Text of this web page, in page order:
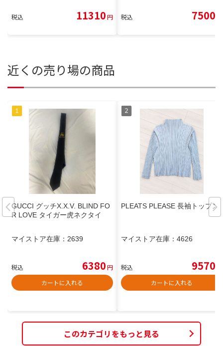
税込 11310円 税込 7500
近くの売り場の商品
GUCCI グッチX.X.V. BLIND FO
R LOVE タイガー虎ネクタイ
マイストア在庫： 2639
税込 6380円
カートに入れる
PLEATS PLEASE 長袖トップス
マイストア在庫： 4626
税込 9570
カートに入れる
このカテゴリをもっと見る